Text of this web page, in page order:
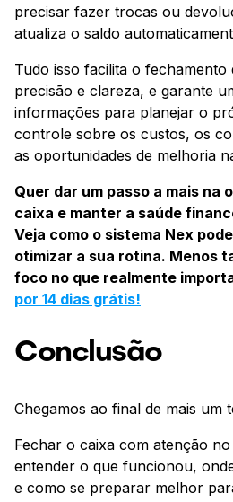
precisar fazer trocas ou
atualiza o saldo
Tudo isso facilita o fechamento
precisão e clareza, e garante
informações para planejar o
controle sobre os custos, os
as oportunidades de melhoria
Quer dar um passo a mais na
caixa e manter a saúde
Veja como o sistema Nex
otimizar a sua rotina. Menos
foco no que realmente
por 14 dias grátis!
Conclusão
Chegamos ao final de mais um
Fechar o caixa com atenção
entender o que funcionou,
e como se preparar melhor